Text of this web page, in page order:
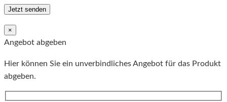
×
Angebot abgeben
Hier können Sie ein unverbindliches Angebot für das Produkt
abgeben.